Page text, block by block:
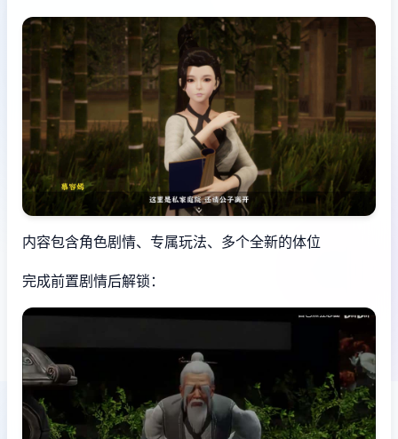
内容包含角色剧情、专属玩法、多个全新的体位
完成前置剧情后解锁：